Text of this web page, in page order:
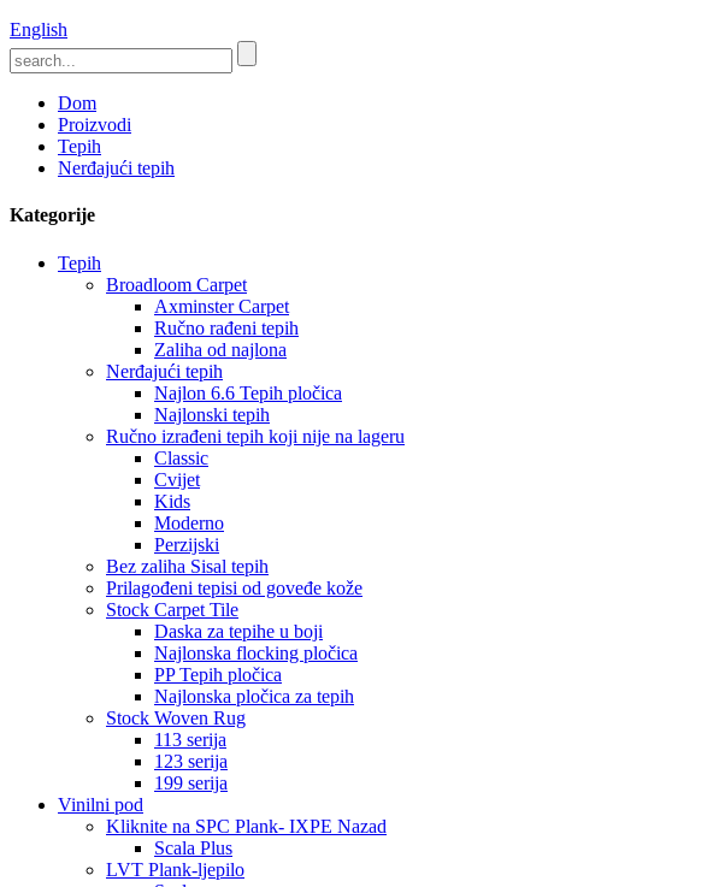
English
Dom
Proizvodi
Tepih
Nerđajući tepih
Kategorije
Tepih
Broadloom Carpet
Axminster Carpet
Ručno rađeni tepih
Zaliha od najlona
Nerđajući tepih
Najlon 6.6 Tepih pločica
Najlonski tepih
Ručno izrađeni tepih koji nije na lageru
Classic
Cvijet
Kids
Moderno
Perzijski
Bez zaliha Sisal tepih
Prilagođeni tepisi od goveđe kože
Stock Carpet Tile
Daska za tepihe u boji
Najlonska flocking pločica
PP Tepih pločica
Najlonska pločica za tepih
Stock Woven Rug
113 serija
123 serija
199 serija
Vinilni pod
Kliknite na SPC Plank- IXPE Nazad
Scala Plus
LVT Plank-ljepilo